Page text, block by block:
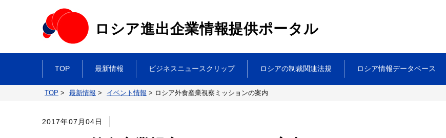
ロシア進出企業情報提供ポータル
TOP 最新情報 ビジネスニュースクリップ ロシアの制裁関連法規 ロシア情報データベース
TOP > 最新情報 > イベント情報 > ロシア外食産業視察ミッションの案内
2017年07月04日